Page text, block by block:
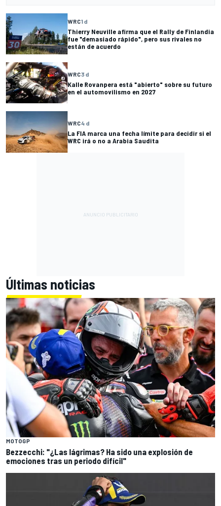
WRC1 d
Thierry Neuville afirma que el Rally de Finlandia
fue "demasiado rápido", pero sus rivales no
están de acuerdo
WRC3 d
Kalle Rovanpera está "abierto" sobre su futuro
en el automovilismo en 2027
WRC4 d
La FIA marca una fecha límite para decidir si el
WRC irá o no a Arabia Saudita
Últimas noticias
MOTOGP
Bezzecchi: "¿Las lágrimas? Ha sido una explosión de
emociones tras un periodo difícil"